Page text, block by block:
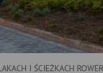
I ŚCIEŻKACH